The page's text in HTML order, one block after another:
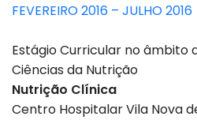
FEVEREIRO 2016 – JULHO 2016
Estágio Curricular no âmbito
Ciências da Nutrição
Nutrição Clínica
Centro Hospitalar Vila Nova